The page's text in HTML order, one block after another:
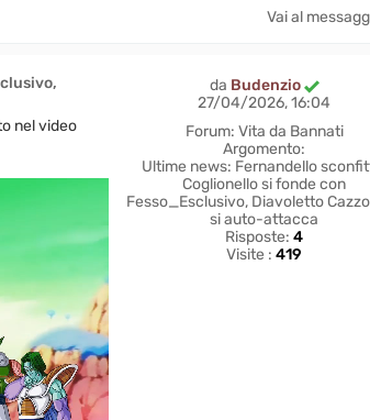
Vai al
da Budenzio
27/04/2026, 16:04
Forum: Vita da Bannati
Argomento:
Ultime news: Fernandello
Coglionello si fonde con
Fesso_Esclusivo, Diavoletto
si auto-attacca
Risposte:4
Visite :419
nel video